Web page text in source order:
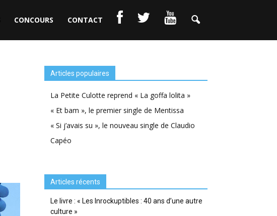
CONCOURS CONTACT
Articles populaires
La Petite Culotte reprend « La goffa lolita »
« Et bam », le premier single de Mentissa
« Si j’avais su », le nouveau single de Claudio
Capéo
Articles récents
Le livre : « Les Inrockuptibles : 40 ans d’une autre
culture »